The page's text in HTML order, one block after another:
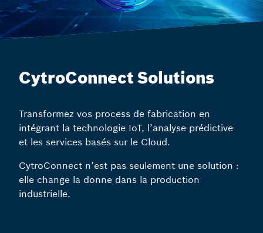
CytroConnect Solutions
Transformez vos process de fabrication en
intégrant la technologie IoT, l’analyse prédictive
et les services basés sur le Cloud.
CytroConnect n’est pas seulement une solution :
elle change la donne dans la production
industrielle.